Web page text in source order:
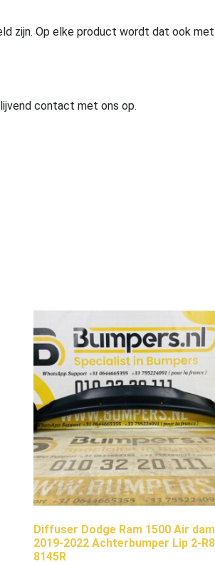
zijn. Op elke product wordt dat ook
contact met ons op.
Diffuser Dodge Ram 1500 Air dam
2019-2022 Achterbumper Lip 2-
8145R